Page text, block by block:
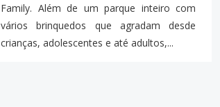
Family. Além de um parque inteiro com
vários brinquedos que agradam desde
crianças, adolescentes e até adultos,...